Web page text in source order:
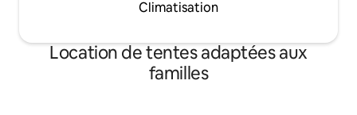
Climatisation
Location de tentes adaptées aux
familles